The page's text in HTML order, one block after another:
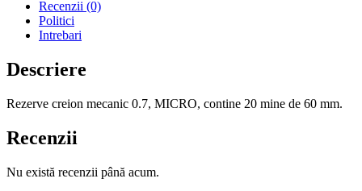
Recenzii (0)
Politici
Intrebari
Descriere
Rezerve creion mecanic 0.7, MICRO, contine 20 mine de 60 mm.
Recenzii
Nu există recenzii până acum.